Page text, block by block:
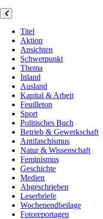
Titel
Aktion
Ansichten
Schwerpunkt
Thema
Inland
Ausland
Kapital & Arbeit
Feuilleton
Sport
Politisches Buch
Betrieb & Gewerkschaft
Antifaschismus
Natur & Wissenschaft
Feminismus
Geschichte
Medien
Abgeschrieben
Leserbriefe
Wochenendbeilage
Fotoreportagen